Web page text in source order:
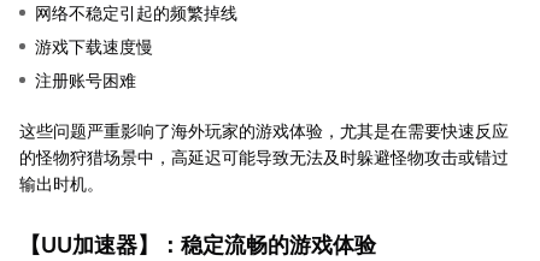
网络不稳定引起的频繁掉线
游戏下载速度慢
注册账号困难
这些问题严重影响了海外玩家的游戏体验，尤其是在需要快速反应
的怪物狩猎场景中，高延迟可能导致无法及时躲避怪物攻击或错过
输出时机。
【UU加速器】：稳定流畅的游戏体验